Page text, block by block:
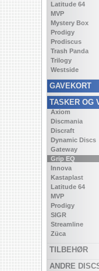
Latitude 64
MVP
Mystery Box
Prodigy
Prodiscus
Trash Panda
Trilogy
Westside
GAVEKORT
TASKER OG
Axiom
Discmania
Discraft
Dynamic Discs
Gateway
Grip EQ
Innova
Kastaplast
Latitude 64
MVP
Prodigy
SIGR
Streamline
Züca
TILBEHØR
ANDRE